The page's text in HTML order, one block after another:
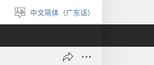
选
择
言
中文简体（广东话）